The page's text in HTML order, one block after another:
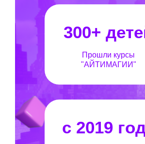
300+
Прошли курсы
"АЙТИМАГИИ"
с 2019